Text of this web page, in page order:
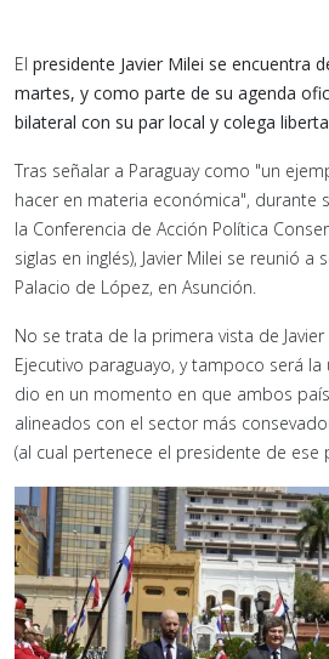
El presidente Javier Milei se encuentra
martes, y como parte de su agenda
bilateral con su par local y colega
Tras señalar a Paraguay como "un
hacer en materia económica", durante
la Conferencia de Acción Política
siglas en inglés), Javier Milei se reunió a
Palacio de López, en Asunción.
No se trata de la primera vista de
Ejecutivo paraguayo, y tampoco será
dio en un momento en que ambos
alineados con el sector más
(al cual pertenece el presidente de ese